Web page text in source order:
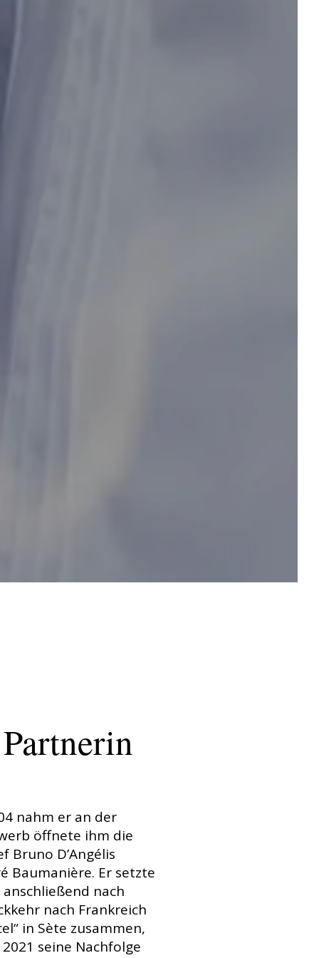
nahm er an der
öffnete ihm die
Bruno D’Angélis
Baumanière. Er setzte
nach
nach Frankreich
in Sète zusammen,
seine Nachfolge